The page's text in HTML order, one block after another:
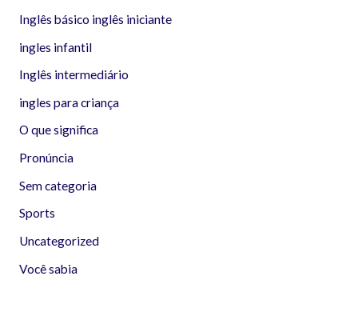
Inglês básico inglês iniciante
ingles infantil
Inglês intermediário
ingles para criança
O que significa
Pronúncia
Sem categoria
Sports
Uncategorized
Você sabia